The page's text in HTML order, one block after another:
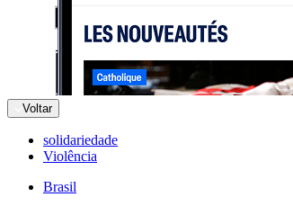
Voltar
solidariedade
Violência
Brasil